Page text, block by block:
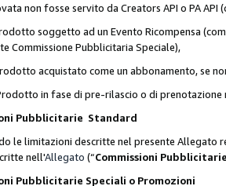
non fosse servito da Creators API o PA
soggetto ad un Evento Ricompensa
Commissione Pubblicitaria Speciale),
acquistato come un abbonamento, se
in fase di pre-rilascio o di
Pubblicitarie Standard
le limitazioni descritte nel presente Allegato
nell'Allegato (“Commissioni
Pubblicitarie Speciali o Promozioni